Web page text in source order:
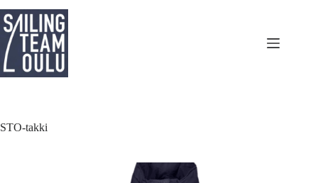
to
content
STO-takki